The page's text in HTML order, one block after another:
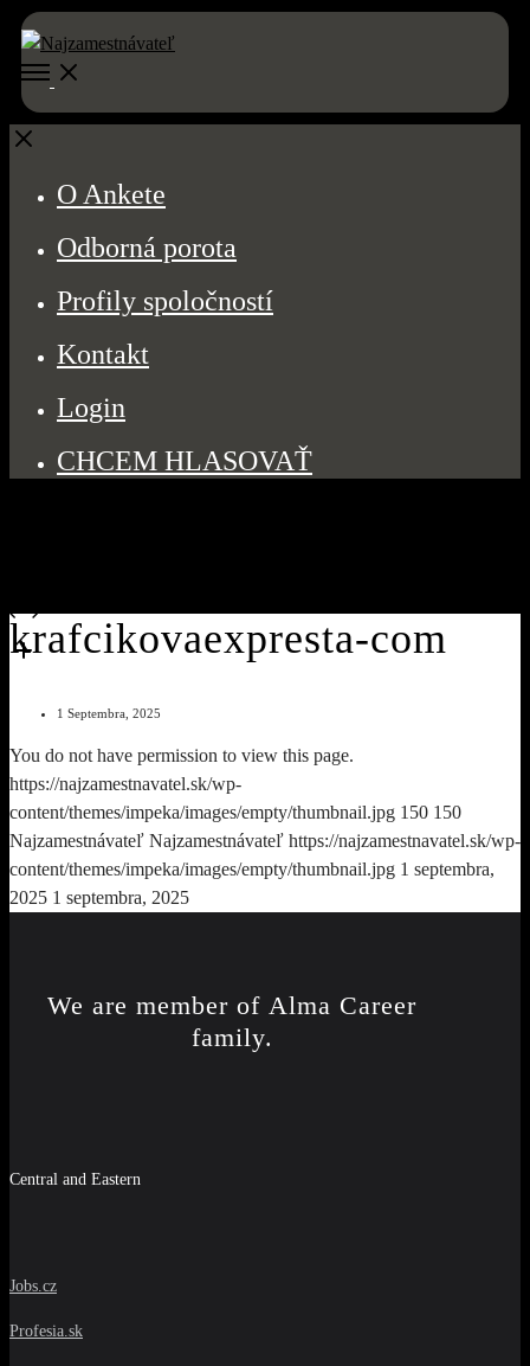
Open
Menu
Close
O Ankete
Odborná porota
Profily spoločností
Kontakt
Login
CHCEM HLASOVAŤ
krafcikovaexpresta-com
1 Septembra, 2025
You do not have permission to view this page.
https://najzamestnavatel.sk/wp-
content/themes/impeka/images/empty/thumbnail.jpg 150 150
Najzamestnávateľ Najzamestnávateľ https://najzamestnavatel.sk/wp-
content/themes/impeka/images/empty/thumbnail.jpg 1 septembra,
2025 1 septembra, 2025
We are member of Alma Career
family.
Central and Eastern
Jobs.cz
Profesia.sk